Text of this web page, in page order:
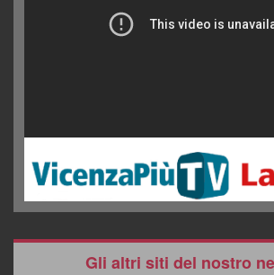
Gli altri siti del nostro